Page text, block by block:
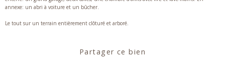
annexe: un abri à voiture et un bûcher.
Le tout sur un terrain entièrement clôturé et arboré.
Partager ce bien